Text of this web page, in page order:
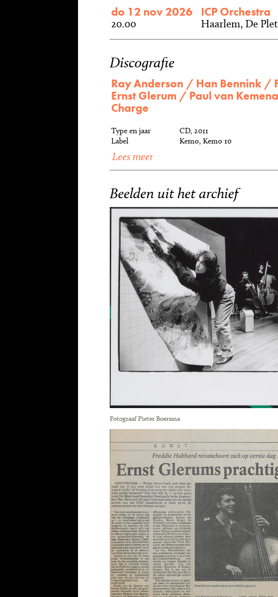
do 12 nov 2026
20.00
ICP Orchestra
Haarlem, De
Discografie
Ray Anderson / Han Bennink /
Ernst Glerum / Paul van
Charge
Type en jaar
CD, 2011
Label
Kemo, Kemo 10
Lees meer
Beelden uit het archief
Fotograaf Pieter Boersma